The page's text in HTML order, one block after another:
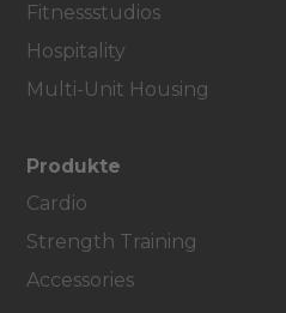
Fitnessstudios
Hospitality
Multi-Unit Housing
Produkte
Cardio
Strength Training
Accessories